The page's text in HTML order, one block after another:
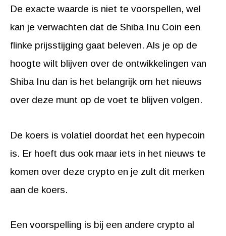
De exacte waarde is niet te voorspellen, wel
kan je verwachten dat de Shiba Inu Coin een
flinke prijsstijging gaat beleven. Als je op de
hoogte wilt blijven over de ontwikkelingen van
Shiba Inu dan is het belangrijk om het nieuws
over deze munt op de voet te blijven volgen.
De koers is volatiel doordat het een hypecoin
is. Er hoeft dus ook maar iets in het nieuws te
komen over deze crypto en je zult dit merken
aan de koers.
Een voorspelling is bij een andere crypto al